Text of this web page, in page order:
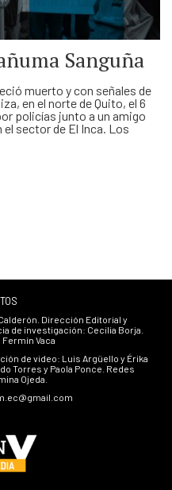
Sanguña
muerto y con señales de
en el norte de Quito, el 6
policías junto a un amigo
sector de El Inca. Los
patrulla, …
Dirección Editorial y
de investigación: Cecilia Borja.
Vaca
de video: Luis Argüello y Érika
Torres y Paola Ponce. Redes
Ojeda.